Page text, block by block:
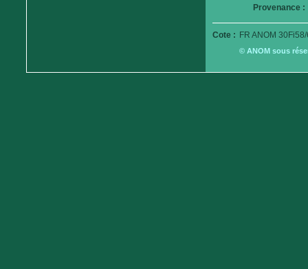
Provenance :
Cote : FR ANOM
© ANOM sous